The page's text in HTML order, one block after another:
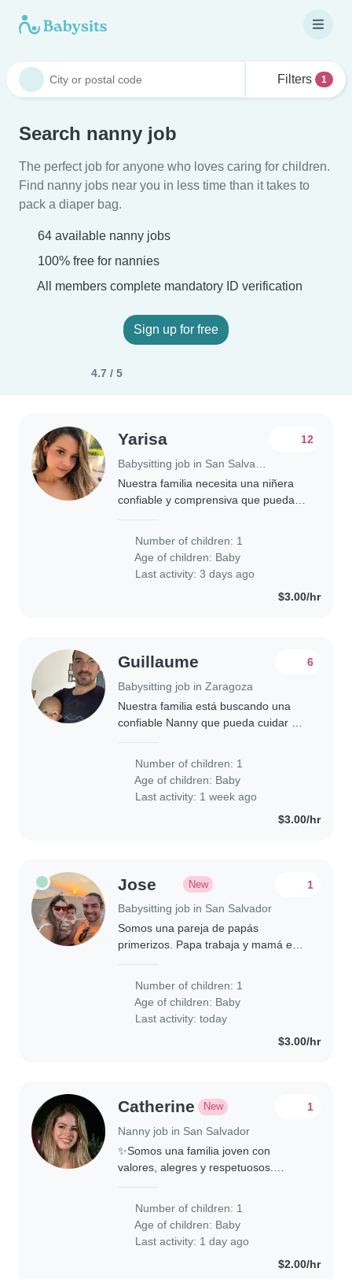
Filters 1
Search nanny job
The perfect job for anyone who loves caring for children.
Find nanny jobs near you in less time than it takes to
pack a diaper bag.
64 available nanny jobs
100% free for nannies
All members complete mandatory ID verification
Sign up for free
4.7 / 5
Yarisa 12
Nuestra familia necesita una niñera
confiable y comprensiva que pueda
cómodo/a realizando..
Number of children: 1
Age of children: Baby
Last activity: 3 days ago
$3.00/hr
Guillaume
Babysitting job in Zaragoza
6
Nuestra familia está buscando una
confiable Nanny que pueda cuidar de
cómoda haciendo tareas del hogar.
También buscamos..
Number of children: 1
Age of children: Baby
Last activity: 1 week ago
$3.00/hr
Jose New
Babysitting job in San Salvador
1
Somos una pareja de papás
primerizos. Papa trabaja y mamá está
Buscamos alguien que..
Number of children: 1
Age of children: Baby
Last activity: today
$3.00/hr
Catherine New
Nanny job in San Salvador
1
✨Somos una familia joven con
valores, alegres y respetuosos.
Queremos tener una..
Number of children: 1
Age of children: Baby
Last activity: 1 day ago
$2.00/hr